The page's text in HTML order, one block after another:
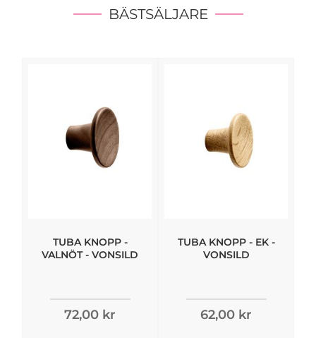
BÄSTSÄLJARE
TUBA KNOPP -
VALNÖT - VONSILD
72,00 kr
TUBA KNOPP - EK -
VONSILD
62,00 kr